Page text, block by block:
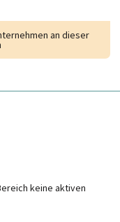
an dieser
keine aktiven